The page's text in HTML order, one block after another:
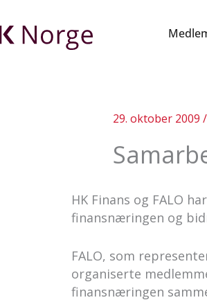
29. oktober 2009 /
HK Finans og FALO
finansnæringen og
FALO, som
organiserte
finansnæringen